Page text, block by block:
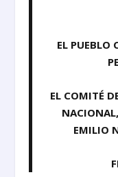
EL PUEBLO
EL COMITÉ
NACIONAL,
EMILIO